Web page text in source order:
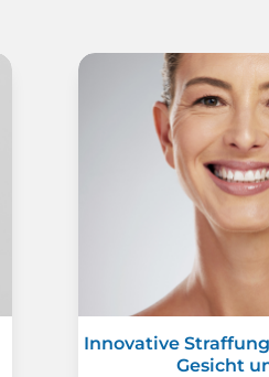
Innovative
Gesicht